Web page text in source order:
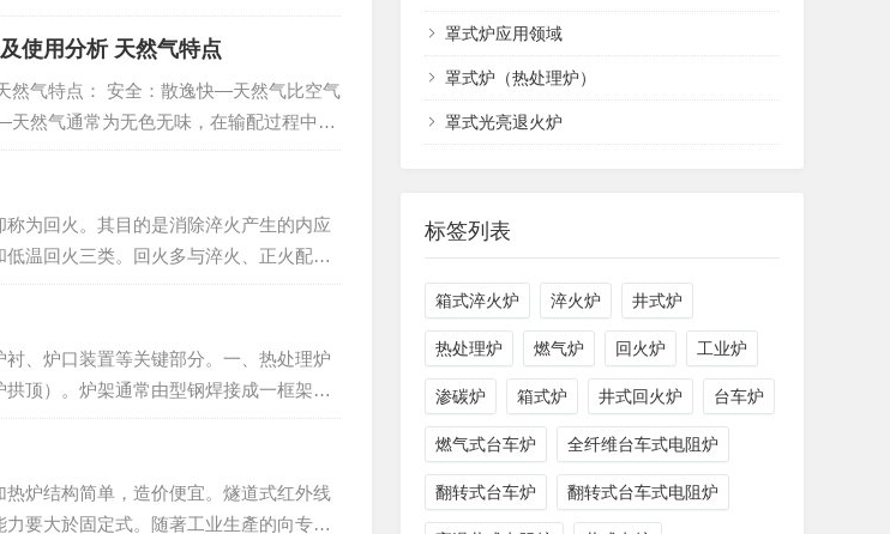
使用分析 天然气特点
然气特点： 安全：散逸快—天然气比空气
然气通常为无色无味，在输配过程中采
...
为回火。其目的是消除淬火产生的内应
温回火三类。回火多与淬火、正火配合
指在500...
、炉口装置等关键部分。一、热处理炉
顶）。炉架通常由型钢焊接成一框架，
少用或薄板代替厚板赚利...
炉结构简单，造价便宜。燧道式红外线
要大於固定式。随著工业生產的向专业
罩式炉应用领域
罩式炉（热处理炉）
罩式光亮退火炉
标签列表
箱式淬火炉 淬火炉 井式炉
热处理炉 燃气炉 回火炉 工业炉
渗碳炉 箱式炉 井式回火炉 台车炉
​燃气式台车炉 全纤维台车式电阻炉
翻转式台车炉 翻转式台车式电阻炉